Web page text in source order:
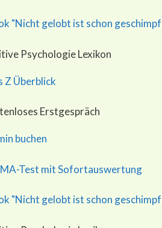
"Nicht gelobt ist schon
Psychologie Lexikon
Z Überblick
Erstgespräch
buchen
Test mit Sofortauswertung
"Nicht gelobt ist schon